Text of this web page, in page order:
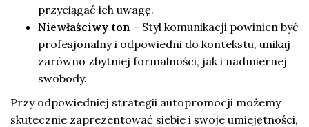
przyciągać ich uwagę.
Niewłaściwy ton – Styl komunikacji powinien być
profesjonalny i odpowiedni do kontekstu, unikaj
zarówno zbytniej formalności, jak i nadmiernej
swobody.
Przy odpowiedniej strategii autopromocji możemy
skutecznie zaprezentować siebie i swoje umiejętności,